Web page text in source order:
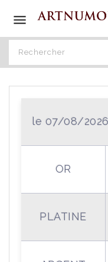

le 07/08/
OR
PLATINE